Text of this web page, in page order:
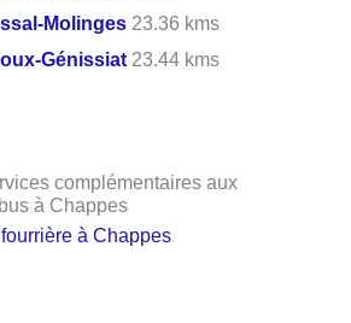
Molinges 23.36 kms
Génissiat 23.44 kms
complémentaires aux
à Chappes
à Chappes